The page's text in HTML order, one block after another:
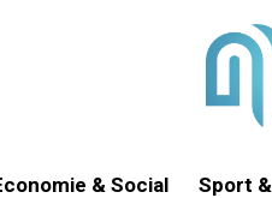
& Social Sport